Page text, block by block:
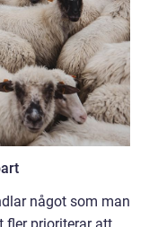
något som man